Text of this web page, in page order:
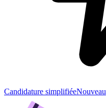
Candidature simplifiéeNouveau